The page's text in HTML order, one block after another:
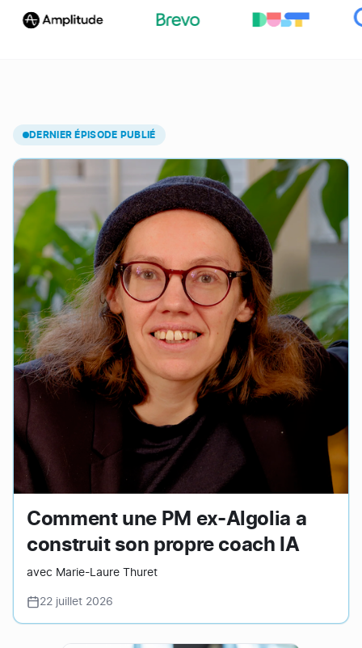
Derniers épisodes du podcast
DERNIER ÉPISODE PUBLIÉ
Comment une PM ex-Algolia a
construit son propre coach IA
avec Marie-Laure Thuret
22 juillet 2026